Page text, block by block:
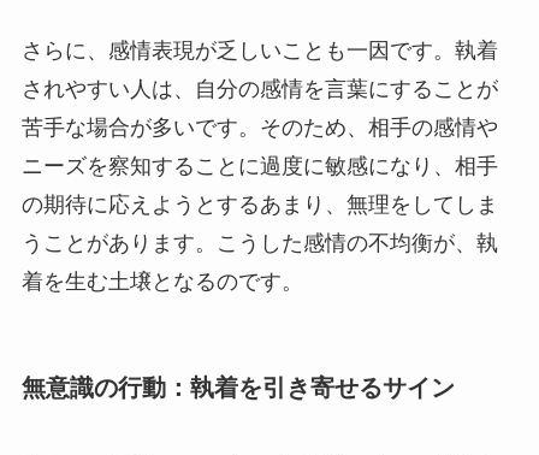
さらに、感情表現が乏しいことも一因です。執着
されやすい人は、自分の感情を言葉にすることが
苦手な場合が多いです。そのため、相手の感情や
ニーズを察知することに過度に敏感になり、相手
の期待に応えようとするあまり、無理をしてしま
うことがあります。こうした感情の不均衡が、執
着を生む土壌となるのです。
無意識の行動：執着を引き寄せるサイン